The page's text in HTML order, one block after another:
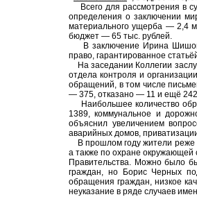
Всего для рассмотрения в
определения о заключении
материального ущерба — 2,4
бюджет — 65 тыс. рублей.
В заключение Ирина Шишова
право, гарантированное
На заседании Коллегии
отдела контроля и
обращений, в том числе
— 375, отказано — 11 и ещё
Наибольшее количество
1389, коммунальное и
объяснил увеличением
аварийных домов,
В прошлом году жители реже
а также по охране
Правительства. Можно было
граждан, но Борис Черных
обращения граждан, низкое
неуказание в ряде случаев